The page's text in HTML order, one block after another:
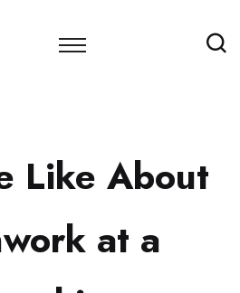
Like About
at a